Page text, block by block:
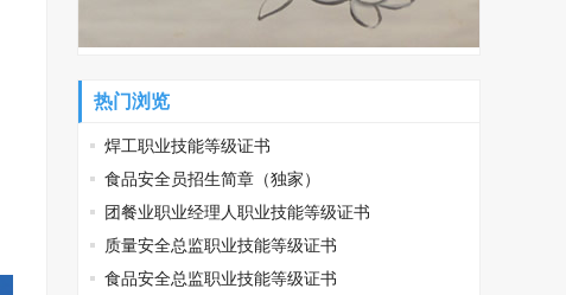
热门浏览
焊工职业技能等级证书
食品安全员招生简章（独家）
团餐业职业经理人职业技能等级证书
质量安全总监职业技能等级证书
食品安全总监职业技能等级证书